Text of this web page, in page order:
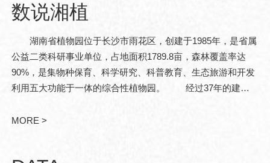
数说湘植
湖南省植物园位于长沙市雨花区，创建于1985年，是省属
公益二类科研事业单位，占地面积1789.8亩，森林覆盖率达
90%，是集物种保育、科学研究、科普教育、生态旅游和开发
利用五大功能于一体的综合性植物园。 经过37年的建
物资源储备基地。湖南省..
MORE >